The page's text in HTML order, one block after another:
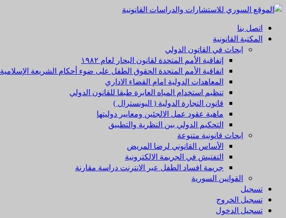
اتصل بنا
المكتبة القانونية
ابحاث في القاتون الدولي
إتفاقية الأمم المتحدة لقانون البحار لعام ۱۹۸۲
اتفاقية الأمم المتحدة الحقوق الطفل على ضوء أحكام الشريعة الإسلامية
المعاهدات الدولية امام القضاء الاداري
تنظيم استخدام المياه العابرة طبقا للقانون الدولي
قانون التجارة الدولية ( اليونسترال )
ماهية عقود عمل الالجئين ومعايير دوليتها
التحكيم الدولي بين النظرية والتطبيق
ابحاث قانونية متنوعة
الأساس القانوني لرضا المريض
التفتيش في الجريمة الالكترونية
جريمة افساد الطفل عبر الانترنت دراسة مقارنة
القوانين السورية
تسجيل
تسجيل الخروج
تسجيل الدخول